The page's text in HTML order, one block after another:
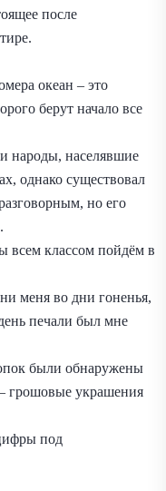
после
океан – это
берут начало все
народы, населявшие
однако существовал
но его
всем классом пойдём в
меня во дни гоненья,
печали был мне
были обнаружены
грошовые украшения
под